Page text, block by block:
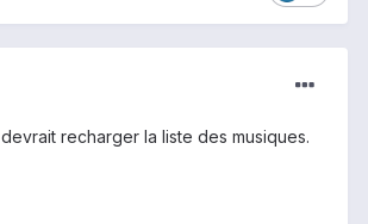
recharger la liste des musiques.